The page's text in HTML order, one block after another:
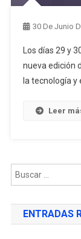
30 De Junio
Los días 29 y
nueva edición
la tecnología y
Leer
ENTRADAS